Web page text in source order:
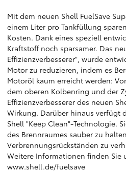
Mit dem neuen Shell FuelSave
einem Liter pro Tankfüllung
Kosten. Dank eines speziell
Kraftstoff noch sparsamer. Das
Effizienzverbesserer", wurde
Motor zu reduzieren, indem es
Motoröl kaum erreicht werden:
dem oberen Kolbenring und der
Effizienzverbesserer des neuen
Wirkung. Darüber hinaus verfügt
Shell "Keep Clean"-Technologie.
des Brennraumes sauber zu
Verbrennungsrückständen zu
Weitere Informationen finden Sie
www.shell.de/fuelsave